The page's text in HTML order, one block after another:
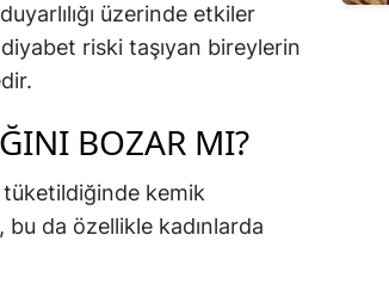
üzerinde etkiler
riski taşıyan bireylerin
BOZAR MI?
kemik
da özellikle kadınlarda